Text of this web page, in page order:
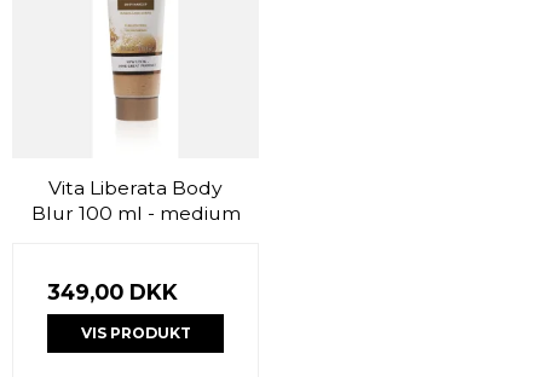
Vita Liberata Body
Blur 100 ml - medium
349,00 DKK
VIS PRODUKT